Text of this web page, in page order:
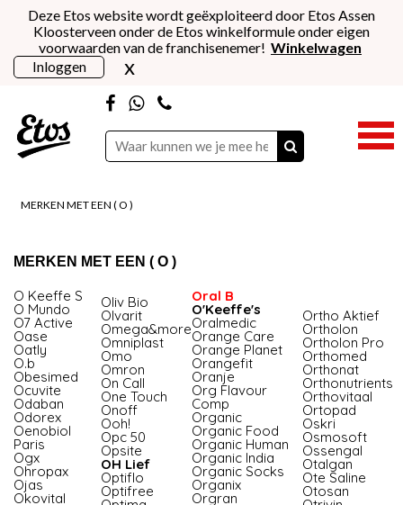
Deze Etos website wordt geëxploiteerd door Etos Assen
Kloosterveen onder de Etos winkelformule onder eigen
voorwaarden van de franchisenemer! Winkelwagen
Inloggen
x
MERKEN MET EEN ( O )
MERKEN MET EEN ( O )
O Keeffe S
O Mundo
O7 Active
Oase
Oatly
O.b
Obesimed
Ocuvite
Odaban
Odorex
Oenobiol
Paris
Ogx
Ohropax
Ojas
Okovital
Oliv Bio
Olvarit
Omega&more
Omniplast
Omo
Omron
On Call
One Touch
Onoff
Ooh!
Opc 50
Opsite
OH Lief
Optiflo
Optifree
Oral B
O'Keeffe's
Oralmedic
Orange Care
Orange Planet
Orangefit
Oranje
Org Flavour
Comp
Organic
Organic Food
Organic Human
Organic India
Organic Socks
Organix
Orgran
Ortho Aktief
Ortholon
Ortholon Pro
Orthomed
Orthonat
Orthonutrients
Orthovitaal
Ortopad
Oskri
Osmosoft
Ossengal
Otalgan
Ote Saline
Otosan